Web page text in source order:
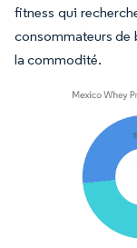
fitness qui
consommateurs de
la commodité.